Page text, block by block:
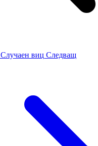
Случаен виц Следващ